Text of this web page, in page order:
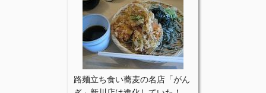
路麺立ち食い蕎麦の名店「がん